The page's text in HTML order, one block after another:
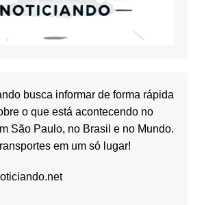
busca informar de forma rápida
o que está acontecendo no
São Paulo, no Brasil e no Mundo.
em um só lugar!